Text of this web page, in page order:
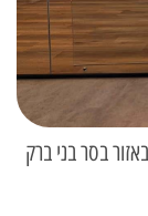
בסר בני ברק